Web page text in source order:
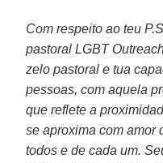
Com respeito ao teu
pastoral LGBT
zelo pastoral e tua
pessoas, com aquela
que reflete a
se aproxima com amor
todos e de cada um.